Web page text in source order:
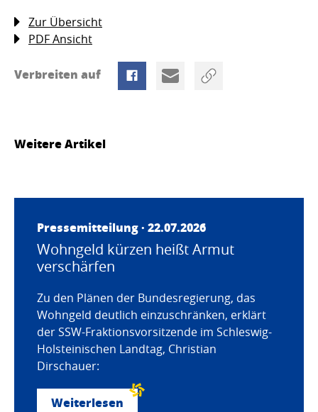
Zur Übersicht
PDF Ansicht
Verbreiten auf
Weitere Artikel
Pressemitteilung · 22.07.2026
Wohngeld kürzen heißt Armut
verschärfen
Zu den Plänen der Bundesregierung, das
Wohngeld deutlich einzuschränken, erklärt
der SSW-Fraktionsvorsitzende im Schleswig-
Holsteinischen Landtag, Christian
Dirschauer:
Weiterlesen